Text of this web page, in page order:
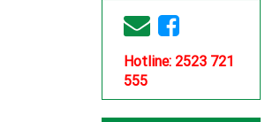
tuyến
Hotline: 2523 721
555